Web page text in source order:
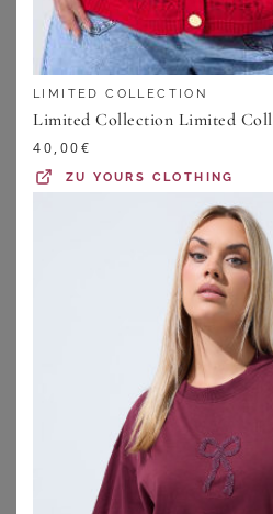
LIMITED COLLECTION
40,00€
ZUYOURS CLOTHING